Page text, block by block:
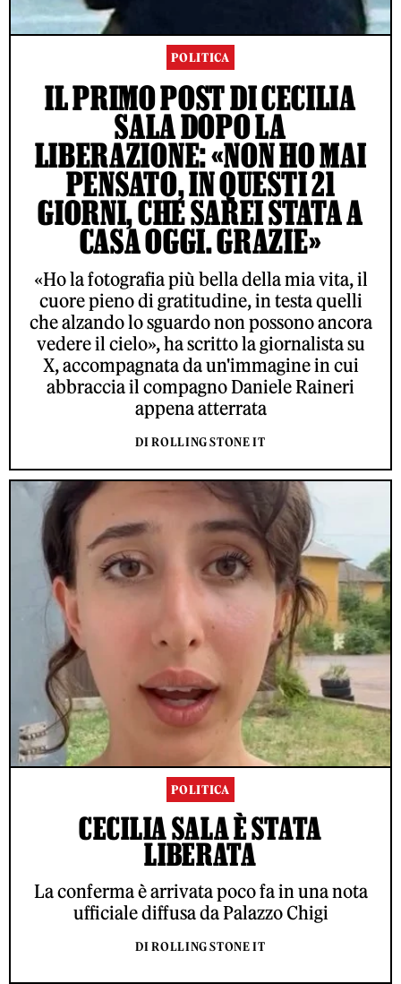
POLITICA
IL PRIMO POST DI CECILIA
SALA DOPO LA
LIBERAZIONE: «NON HO MAI
PENSATO, IN QUESTI 21
GIORNI, CHE SAREI STATA A
CASA OGGI. GRAZIE»
«Ho la fotografia più bella della mia vita, il
cuore pieno di gratitudine, in testa quelli
che alzando lo sguardo non possono ancora
vedere il cielo», ha scritto la giornalista su
X, accompagnata da un'immagine in cui
abbraccia il compagno Daniele Raineri
appena atterrata
DI ROLLING STONE IT
POLITICA
CECILIA SALA È STATA
LIBERATA
La conferma è arrivata poco fa in una nota
ufficiale diffusa da Palazzo Chigi
DI ROLLING STONE IT